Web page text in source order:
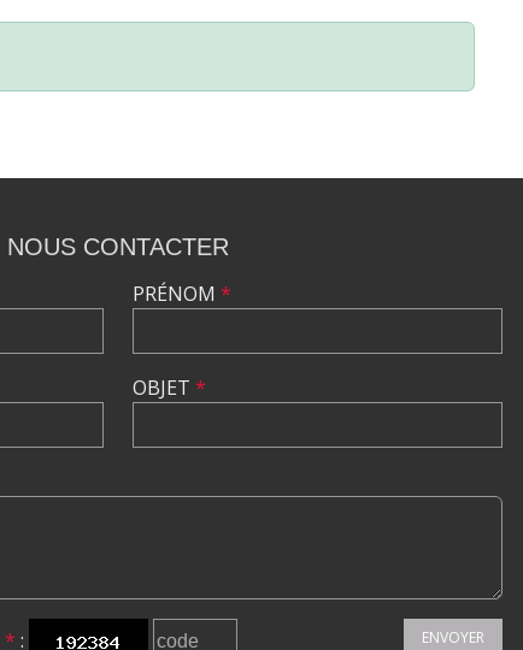
NOUS CONTACTER
PRÉNOM *
OBJET *
* : ENVOYER